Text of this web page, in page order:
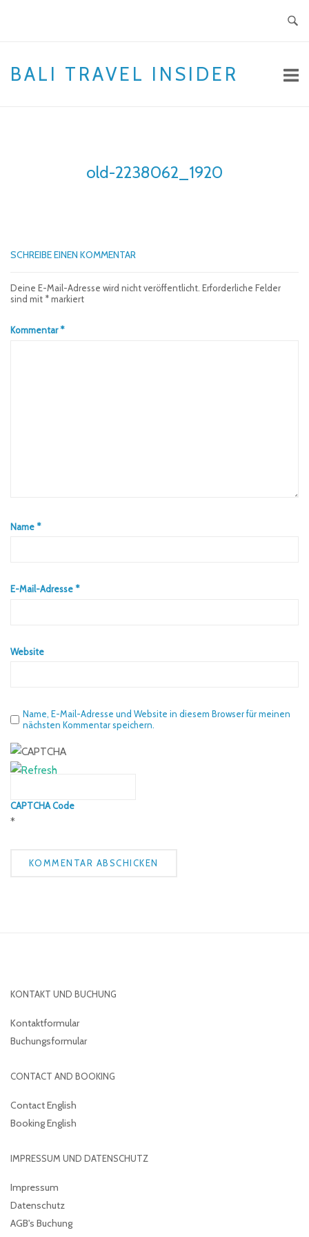
BALI TRAVEL INSIDER
old-2238062_1920
SCHREIBE EINEN KOMMENTAR
Deine E-Mail-Adresse wird nicht veröffentlicht. Erforderliche Felder
sind mit *markiert
Kommentar*
Name *
E-Mail-Adresse *
Website
Name, E-Mail-Adresse und Website in diesem Browser für meinen
nächsten Kommentar speichern.
CAPTCHA Code
*
KONTAKT UND BUCHUNG
Kontaktformular
Buchungsformular
CONTACT AND BOOKING
Contact English
Booking English
IMPRESSUM UND DATENSCHUTZ
Impressum
Datenschutz
AGB's Buchung